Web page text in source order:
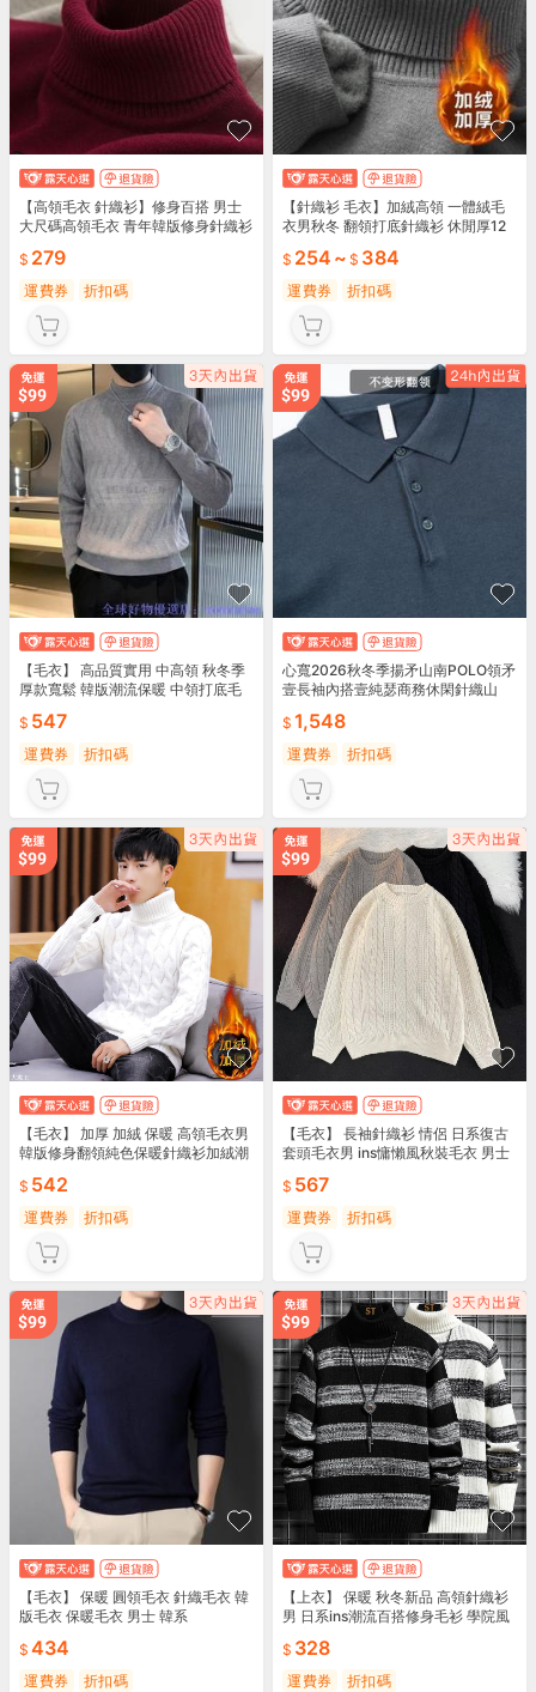
【高領毛衣 針織衫】修身百搭 男士
大尺碼高領毛衣 青年韓版修身針織衫
秋冬必備
279
運費券 折扣碼
【針織衫 毛衣】加絨高領 一體絨毛
衣男秋冬 翻領打底針織衫 休閒厚12
實舒適
254 ~ 384
運費券 折扣碼
【毛衣】 高品質實用 中高領 秋冬季
厚款寬鬆 韓版潮流保暖 中領打底毛
547
運費券 折扣碼
心寬2026秋冬季揚矛山南POLO領矛
壹長袖內搭壹純瑟商務休閑針織山
1,548
運費券 折扣碼
【毛衣】 加厚 加絨 保暖 高領毛衣男
韓版修身翻領純色保暖針織衫加絨潮
士 韓系 潮流
542
運費券 折扣碼
【毛衣】 長袖針織衫 情侶 日系復古
套頭毛衣男 ins慵懶風秋裝毛衣 男士
567
運費券 折扣碼
【毛衣】 保暖 圓領毛衣 針織毛衣 韓
版毛衣 保暖毛衣 男士 韓系
434
運費券 折扣碼
【上衣】 保暖 秋冬新品 高領針織衫
男 日系ins潮流百搭修身毛衫 學院風
韓系328
運費券 折扣碼